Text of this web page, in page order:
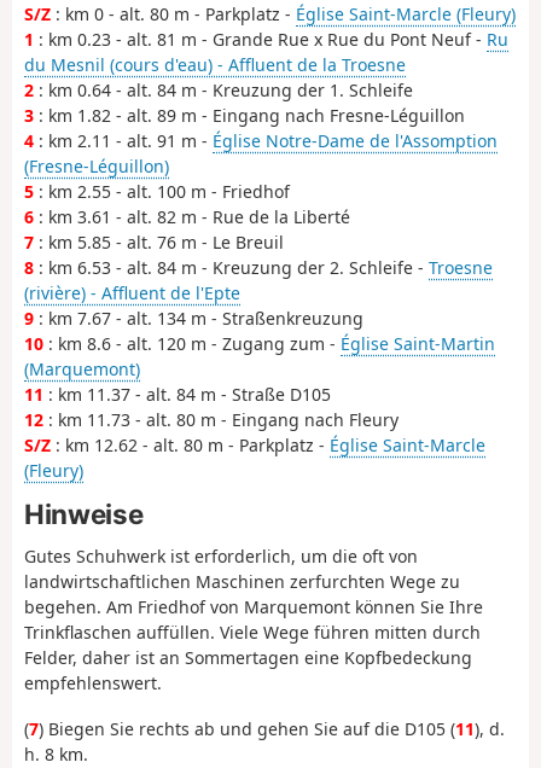
S/Z : km 0 - alt. 80 m - Parkplatz - Église Saint-Marcle (Fleury)
1 : km 0.23 - alt. 81 m - Grande Rue x Rue du Pont Neuf - Ru
du Mesnil (cours d'eau) - Affluent de la Troesne
2 : km 0.64 - alt. 84 m - Kreuzung der 1. Schleife
3 : km 1.82 - alt. 89 m - Eingang nach Fresne-Léguillon
4 : km 2.11 - alt. 91 m - Église Notre-Dame de l'Assomption
(Fresne-Léguillon)
5 : km 2.55 - alt. 100 m - Friedhof
6 : km 3.61 - alt. 82 m - Rue de la Liberté
7 : km 5.85 - alt. 76 m - Le Breuil
8 : km 6.53 - alt. 84 m - Kreuzung der 2. Schleife - Troesne
(rivière) - Affluent de l'Epte
9 : km 7.67 - alt. 134 m - Straßenkreuzung
10 : km 8.6 - alt. 120 m - Zugang zum - Église Saint-Martin
(Marquemont)
11 : km 11.37 - alt. 84 m - Straße D105
12 : km 11.73 - alt. 80 m - Eingang nach Fleury
S/Z : km 12.62 - alt. 80 m - Parkplatz - Église Saint-Marcle
(Fleury)
Hinweise
Gutes Schuhwerk ist erforderlich, um die oft von
landwirtschaftlichen Maschinen zerfurchten Wege zu
begehen. Am Friedhof von Marquemont können Sie Ihre
Trinkflaschen auffüllen. Viele Wege führen mitten durch
Felder, daher ist an Sommertagen eine Kopfbedeckung
empfehlenswert.
(7) Biegen Sie rechts ab und gehen Sie auf die D105 (11), d.
h. 8 km.